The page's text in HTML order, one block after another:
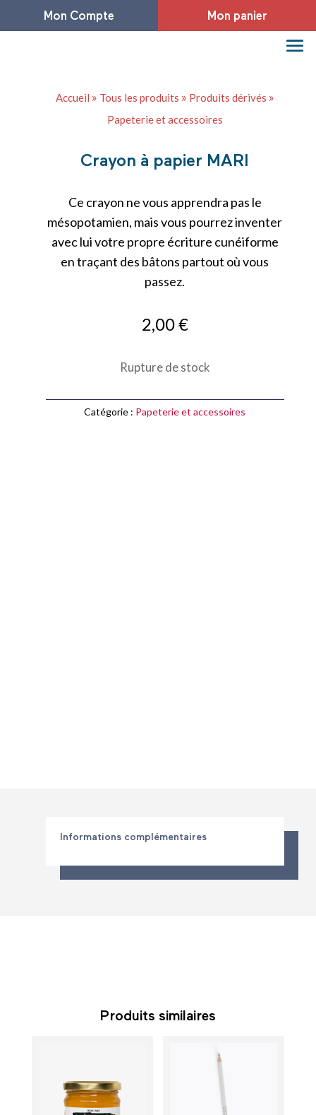
Mon Compte Mon panier
Accueil » Tous les produits » Produits dérivés »
Papeterie et accessoires
Crayon à papier MARI
Ce crayon ne vous apprendra pas le
mésopotamien, mais vous pourrez inventer
avec lui votre propre écriture cunéiforme
en traçant des bâtons partout où vous
passez.
2,00€
Rupture de stock
Catégorie : Papeterie et accessoires
Informations complémentaires
Produits similaires